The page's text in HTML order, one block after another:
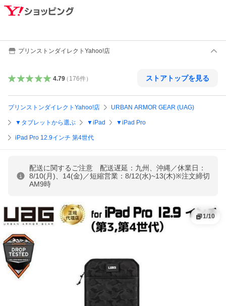
プリンストンダイレクトYahoo!店
4.79（ 176件） ストアトップを見る
プリンストンダイレクトYahoo!店 URBAN ARMOR GEAR (UAG)
▼タブレットから選ぶ ▼iPad ▼iPad Pro
iPad Pro 12.9インチ 第4世代
配送に関するご注意 配送遅延：九州、沖縄／休業日：
8/10(月)、14(金)／短縮営業：8/12(水)~13(木)※注文締切
AM9時
1/10